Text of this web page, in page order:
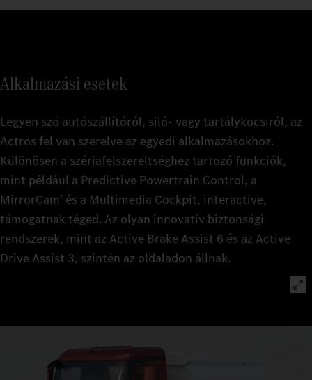
Alkalmazási esetek
Legyen szó autószállítóról, siló- vagy tartálykocsiról, az
Actros fel van szerelve az egyedi alkalmazásokhoz.
Különösen a szériafelszereltséghez tartozó funkciók,
mint például a Predictive Powertrain Control, a
MirrorCam7 és a Multimedia Cockpit, interactive,
támogatnak téged. Az olyan innovatív biztonsági
rendszerek, mint az Active Brake Assist 6 és az Active
Drive Assist 3, szintén az oldaladon állnak.